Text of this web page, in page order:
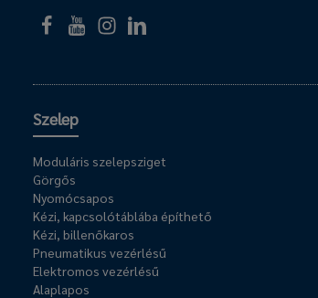
Szelep
Moduláris szelepsziget
Görgős
Nyomócsapos
Kézi, kapcsolótáblába építhető
Kézi, billenőkaros
Pneumatikus vezérlésű
Elektromos vezérlésű
Alaplapos